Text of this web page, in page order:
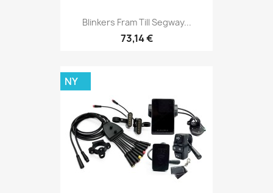
Blinkers Fram Till Segway...
73,14 €
NY